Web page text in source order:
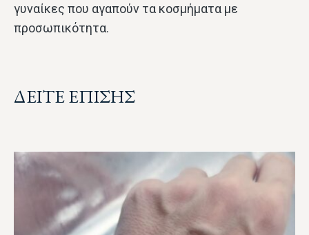
γυναίκες που αγαπούν τα κοσμήματα με
προσωπικότητα.
ΔΕΙΤΕ ΕΠΙΣΗΣ